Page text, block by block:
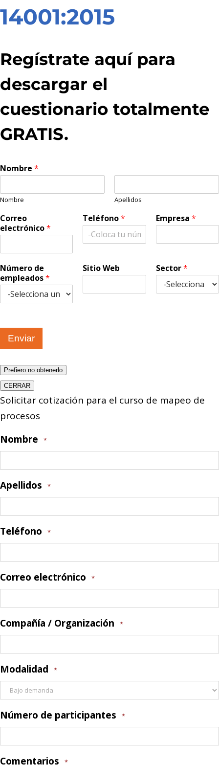
14001:2015
Regístrate aquí para
descargar el
cuestionario totalmente
GRATIS.
Nombre *
Nombre Apellidos
Correo
electrónico*
Teléfono* Empresa *
Número de
empleados*
Sitio Web Sector*
Enviar
Prefiero no obtenerlo
CERRAR
Solicitar cotización para el curso de mapeo de
procesos
Nombre
*
Apellidos *
Teléfono *
Correo electrónico *
Compañía / Organización *
Modalidad *
Número de participantes *
Comentarios *